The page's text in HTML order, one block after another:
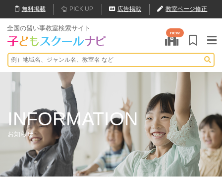
無料掲載 PICK UP 広告掲載 教室ページ修正
全国の習い事教室検索サイト
new
INFORMATION
お知らせ